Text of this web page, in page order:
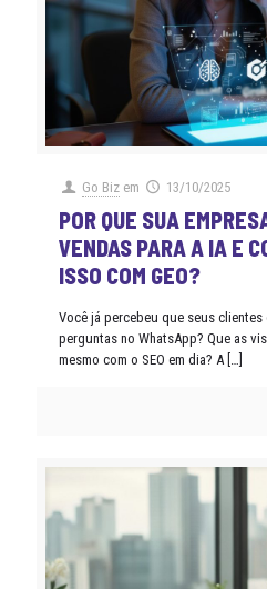
Go Biz em 13/10/2025
POR QUE SUA
VENDAS PARA A IA E
ISSO COM GEO?
Você já percebeu que seus
perguntas no WhatsApp? Que as
mesmo com o SEO em dia? A